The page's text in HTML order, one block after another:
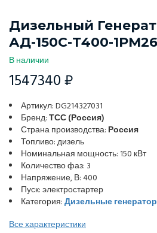
Дизельный
АД-150С-Т400-1РМ26
В наличии
1547340 ₽
Артикул: DG214327031
Бренд:ТСС (Россия)
Страна производства: Россия
Топливо: дизель
Номинальная мощность: 150 кВт
Количество фаз: 3
Напряжение, В: 400
Пуск: электростартер
Категория:Дизельные
Все характеристики